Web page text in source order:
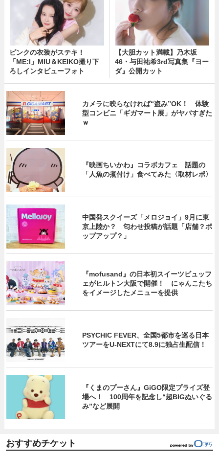
ピンクの衣装がステキ！
「ME:I」MIU＆KEIKO撮り下
ろしインタビューフォト
【大胆カット満載】乃木坂
46・与田祐希3rd写真集『ヨー
ダ』公開カット
カメラに映らなければ“盗み”OK！ 体験
型コンビニ「ギガマート展」がヤバすぎた
ｗ
『映画ちいかわ』コラボカフェ 話題の
「人魚の煮付け」食べてみた〈取材レポ〉
中国発スクイーズ「メロジョイ」9月に東
京上陸か？ 匂わせ投稿が話題「店舗？ポ
ップアップ？」
『mofusand』の日本初スイーツビュッフ
ェがヒルトン大阪で開催！ にゃんこたち
をイメージしたメニューを提供
PSYCHIC FEVER、全国5都市を巡る日本
ツアーをU‐NEXTにて8.9に独占生配信！
『くまのプーさん』GiGO限定プライズ登
場へ！ 100周年を記念し“超BIGぬいぐる
み”など展開
おすすめチケット